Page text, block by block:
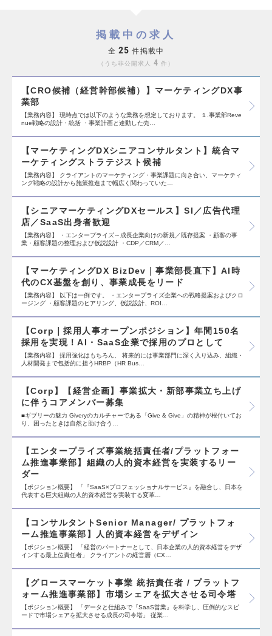
掲載中の求人
全 25 件掲載中
うち非公開求人 4 件
【CRO候補（経営幹部候補）】マーケティングDX事
業部
【業務内容】 現時点では以下のような業務を想定しております。 １.事業部Reve
nue戦略の設計・統括 ・事業計画と連動した売…
【マーケティングDXシニアコンサルタント】統合マ
ーケティングストラテジスト候補
【業務内容】 クライアントのマーケティング・事業課題に向き合い、マーケティ
ング戦略の設計から施策推進まで幅広く関わっていた…
【シニアマーケティングDXセールス】SI／広告代理
店／SaaS出身者歓迎
【業務内容】 ・エンタープライズ～成長企業向けの新規／既存提案 ・顧客の事
業・顧客課題の整理および仮説設計 ・CDP／CRM／…
【マーケティングDX BizDev｜事業部長直下】AI時
代のCX基盤を創り、事業成長をリード
【業務内容】 以下は一例です。 ・エンタープライズ企業への戦略提案およびクロ
ージング ・顧客課題のヒアリング、仮説設計、ROI…
【Corp｜採用人事オープンポジション】年間150名
採用を実現！AI・SaaS企業で採用のプロとして
【業務内容】 採用強化はもちろん、 将来的には事業部門に深く入り込み、組織・
人材開発まで包括的に担うHRBP（HR Bus…
【Corp】【経営企画】事業拡大・新部事業立ち上げ
に伴うコアメンバー募集
■ギブリーの魅力 Giveryのカルチャーである「Give & Give」の精神が根付いてお
り、困ったときは自然と助け合う…
【エンタープライズ事業統括責任者/プラットフォー
ム推進事業部】組織の人的資本経営を実装するリー
ダー
【ポジション概要】 「『SaaS×プロフェッショナルサービス』を融合し、日本を
代表する巨大組織の人的資本経営を実装する変革…
【コンサルタントSenior Manager/ プラットフォ
ーム推進事業部】人的資本経営をデザイン
【ポジション概要】 「経営のパートナーとして、日本企業の人的資本経営をデザ
インする最上位責任者」 クライアントの経営層（CX…
【グロースマーケット事業 統括責任者 / プラットフ
ォーム推進事業部】市場シェアを拡大させる司令塔
【ポジション概要】 「データと仕組みで『SaaS営業』を科学し、圧倒的なスピ
ードで市場シェアを拡大させる成長の司令塔」 従業…